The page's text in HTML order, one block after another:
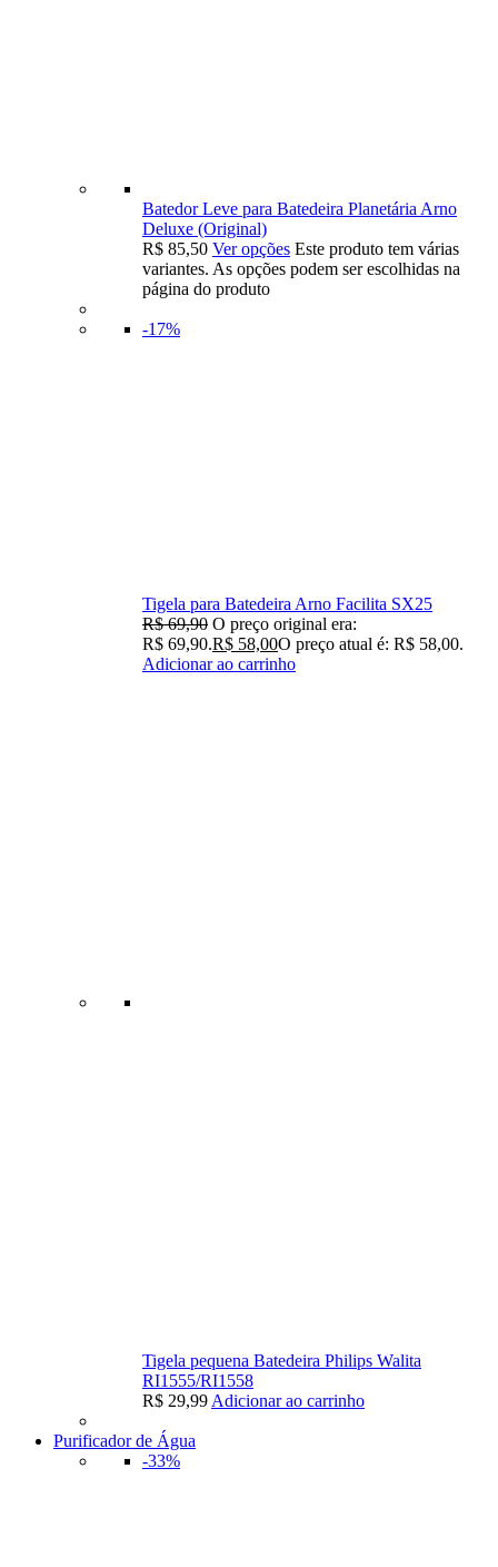
Batedor Leve para Batedeira Planetária Arno
Deluxe (Original)
R$ 85,50 Ver opções Este produto tem várias
variantes. As opções podem ser escolhidas na
página do produto
-17%
Tigela para Batedeira Arno Facilita SX25
R$69,90 O preço original era:
R$ 69,90.R$ 58,00O preço atual é: R$ 58,00.
Adicionar ao carrinho
Tigela pequena Batedeira Philips Walita
RI1555/RI1558
R$ 29,99 Adicionar ao carrinho
Purificador de Água
-33%